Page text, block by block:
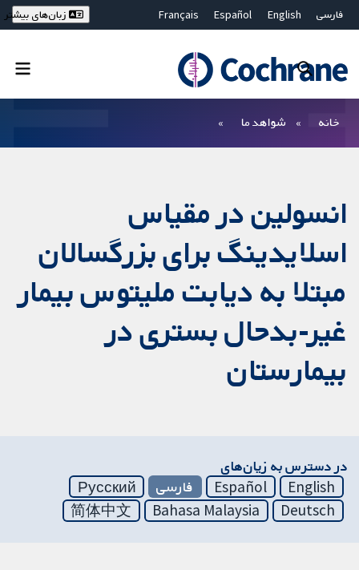
فارسی English
Español
Français
Bahasa Malaysia
ไทย
繁體中文
زبان‌های بیشتر
خانه شواهد ما
انسولین در مقیاس
اسلایدینگ برای بزرگسالان
مبتلا به‌ دیابت ملیتوس بیمار
غیر-بدحال بستری در
بیمارستان
در دسترس به زیان‌های
English
Español فارسی
Русский
Deutsch
Bahasa Malaysia
简体中文